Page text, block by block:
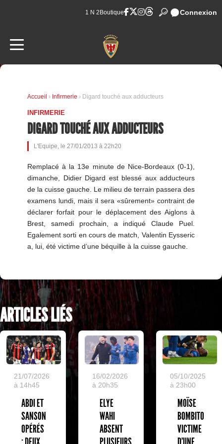
1 N 2 Boutique Connexion
Accueil › Infirmerie › Digard touché aux adducteurs
INFIRMERIE
DIGARD TOUCHÉ AUX ADDUCTEURS
L'Equipe, le 27/01/2013 à 22h20
Remplacé à la 13e minute de Nice-Bordeaux (0-1),
dimanche, Didier Digard est blessé aux adducteurs
de la cuisse gauche. Le milieu de terrain passera des
examens lundi, mais il sera «sûrement» contraint de
déclarer forfait pour le déplacement des Aiglons à
Brest, samedi prochain, a indiqué Claude Puel.
Egalement sorti en cours de match, Valentin Eysseric
a, lui, été victime d’une béquille à la cuisse gauche.
ARTICLES LIÉS
21/07/2026
à 14h45
ABDI ET
SANSON
OPÉRÉS
16/02/2026
à 20h35
ELYE
WAHI
ABSENT
05/10/2025
à 23h00
MOÏSE
BOMBITO
VICTIME